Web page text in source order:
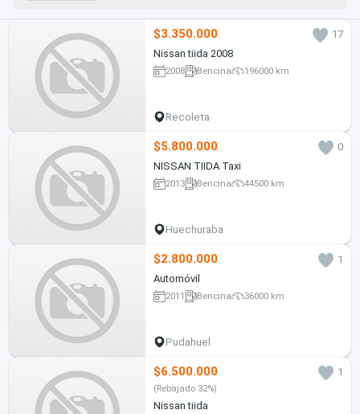
$3.350.000
17
Nissan tiida 2008
2008 Bencina 196000 km
Recoleta
$5.800.000
0
NISSAN TIIDA Taxi
2013 Bencina 44500 km
Huechuraba
$2.800.000
1
Automóvil
2011 Bencina 36000 km
Pudahuel
$6.500.000 1
(Rebajado 32%)
Nissan tiida